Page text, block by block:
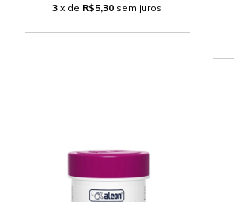
3 x de R$5,30 sem juros